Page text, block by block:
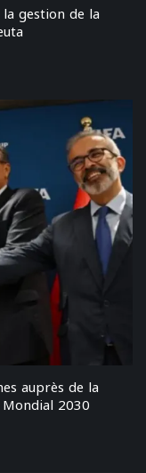
gestion de la
auprès de la
2030